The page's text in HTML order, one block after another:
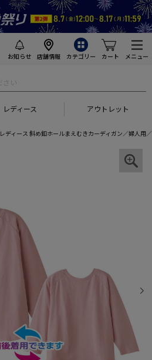
お知らせ 店舗情報 カテゴリー カート メニュー
レディース アウトレット
レディース 斜め釦ホールまえむきカーディガン／婦人